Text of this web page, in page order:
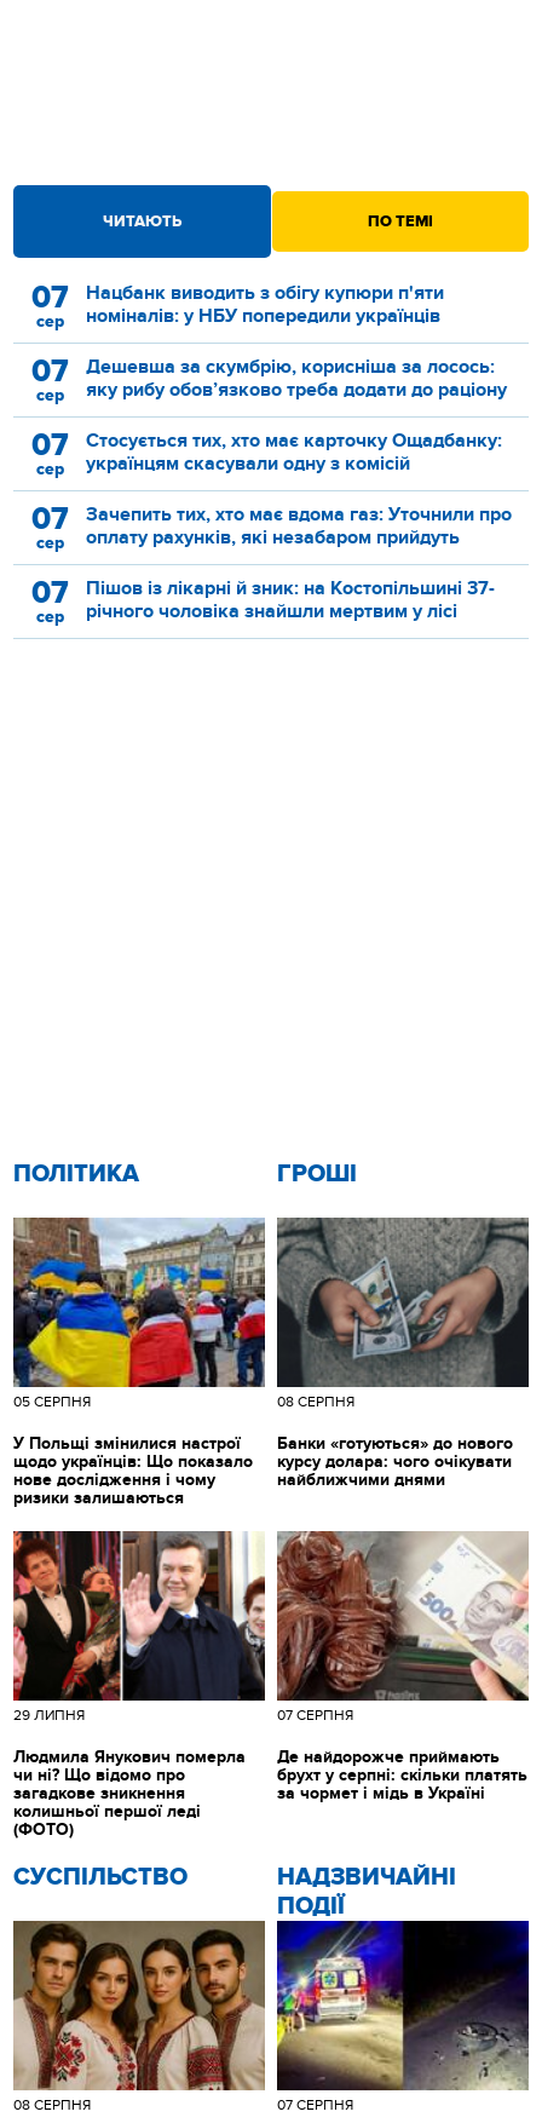
ЧИТАЮТЬ ПО ТЕМІ
07
сер
Нацбанк виводить з обігу купюри п'яти
номіналів: у НБУ попередили українців
07
сер
Дешевша за скумбрію, корисніша за лосось:
яку рибу обов’язково треба додати до раціону
07
сер
Стосується тих, хто має карточку Ощадбанку:
українцям скасували одну з комісій
07
сер
Зачепить тих, хто має вдома газ: Уточнили про
оплату рахунків, які незабаром прийдуть
07
сер
Пішов із лікарні й зник: на Костопільшині 37-
річного чоловіка знайшли мертвим у лісі
ПОЛІТИКА
05 СЕРПНЯ
У Польщі змінилися настрої
щодо українців: Що показало
нове дослідження і чому
ризики залишаються
ГРОШІ
08 СЕРПНЯ
Банки «готуються» до нового
курсу долара: чого очікувати
найближчими днями
CУСПІЛЬСТВО
08 СЕРПНЯ
НАДЗВИЧАЙНІ
ПОДІЇ
07 СЕРПНЯ
29 ЛИПНЯ
Людмила Янукович померла
чи ні? Що відомо про
загадкове зникнення
колишньої першої леді
(ФОТО)
07 СЕРПНЯ
Де найдорожче приймають
брухт у серпні: скільки платять
за чормет і мідь в Україні